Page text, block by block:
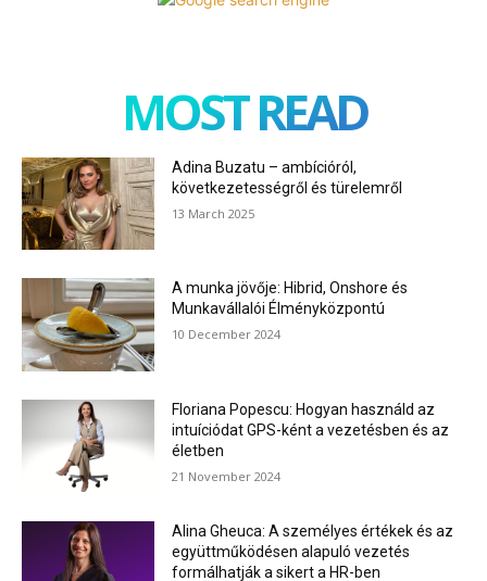
MOST READ
Adina Buzatu – ambícióról,
következetességről és türelemről
13 March 2025
A munka jövője: Hibrid, Onshore és
Munkavállalói Élményközpontú
10 December 2024
Floriana Popescu: Hogyan használd az
intuíciódat GPS-ként a vezetésben és az
életben
21 November 2024
Alina Gheuca: A személyes értékek és az
együttműködésen alapuló vezetés
formálhatják a sikert a HR-ben